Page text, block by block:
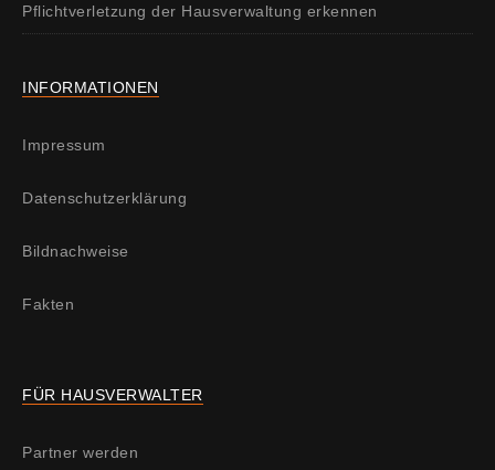
Pflichtverletzung der Hausverwaltung erkennen
INFORMATIONEN
Impressum
Datenschutzerklärung
Bildnachweise
Fakten
FÜR HAUSVERWALTER
Partner werden